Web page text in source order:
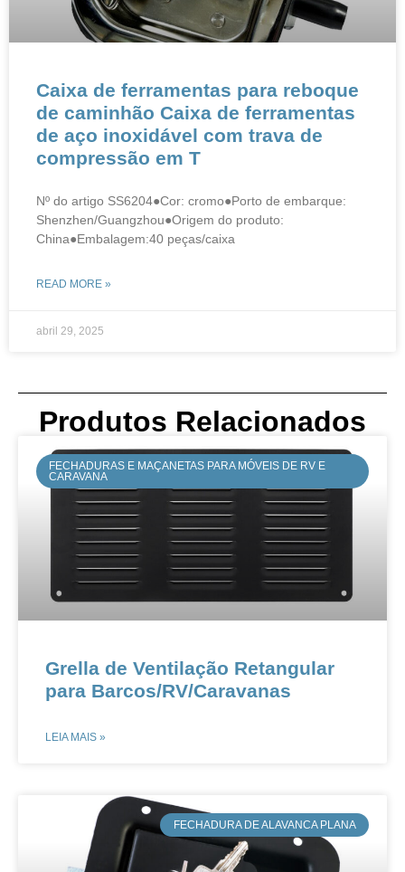
Caixa de ferramentas para reboque
de caminhão Caixa de ferramentas
de aço inoxidável com trava de
compressão em T
Nº do artigo SS6204●Cor: cromo●Porto de embarque:
Shenzhen/Guangzhou●Origem do produto:
China●Embalagem:40 peças/caixa
READ MORE »
abril 29, 2025
Produtos Relacionados
FECHADURAS E MAÇANETAS PARA MÓVEIS DE RV E
CARAVANA
​​Grella de Ventilação Retangular
para Barcos/RV/Caravanas​​
LEIA MAIS »
​FECHADURA DE ALAVANCA PLANA